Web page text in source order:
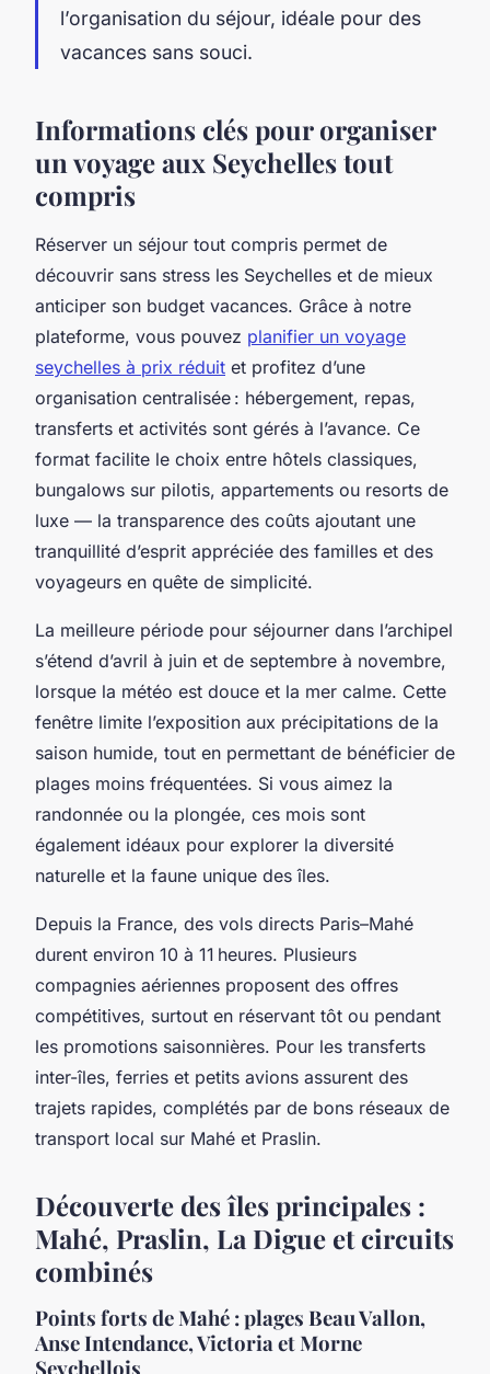
l’organisation du séjour, idéale pour des
vacances sans souci.
Informations clés pour organiser
un voyage aux Seychelles tout
compris
Réserver un séjour tout compris permet de
découvrir sans stress les Seychelles et de mieux
anticiper son budget vacances. Grâce à notre
plateforme, vous pouvez planifier un voyage
seychelles à prix réduit et profitez d’une
organisation centralisée : hébergement, repas,
transferts et activités sont gérés à l’avance. Ce
format facilite le choix entre hôtels classiques,
bungalows sur pilotis, appartements ou resorts de
luxe — la transparence des coûts ajoutant une
tranquillité d’esprit appréciée des familles et des
voyageurs en quête de simplicité.
La meilleure période pour séjourner dans l’archipel
s’étend d’avril à juin et de septembre à novembre,
lorsque la météo est douce et la mer calme. Cette
fenêtre limite l’exposition aux précipitations de la
saison humide, tout en permettant de bénéficier de
plages moins fréquentées. Si vous aimez la
randonnée ou la plongée, ces mois sont
également idéaux pour explorer la diversité
naturelle et la faune unique des îles.
Depuis la France, des vols directs Paris–Mahé
durent environ 10 à 11 heures. Plusieurs
compagnies aériennes proposent des offres
compétitives, surtout en réservant tôt ou pendant
les promotions saisonnières. Pour les transferts
inter-îles, ferries et petits avions assurent des
trajets rapides, complétés par de bons réseaux de
transport local sur Mahé et Praslin.
Découverte des îles principales :
Mahé, Praslin, La Digue et circuits
combinés
Points forts de Mahé : plages Beau Vallon,
Anse Intendance, Victoria et Morne
Seychellois